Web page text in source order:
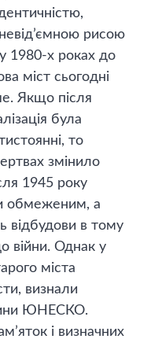
рисою
у 1980-х роках до
міст сьогодні
Якщо після
була
то
змінило
1945 року
обмеженим, а
відбудови в тому
війни. Однак у
міста
визнали
ЮНЕСКО.
і визначних